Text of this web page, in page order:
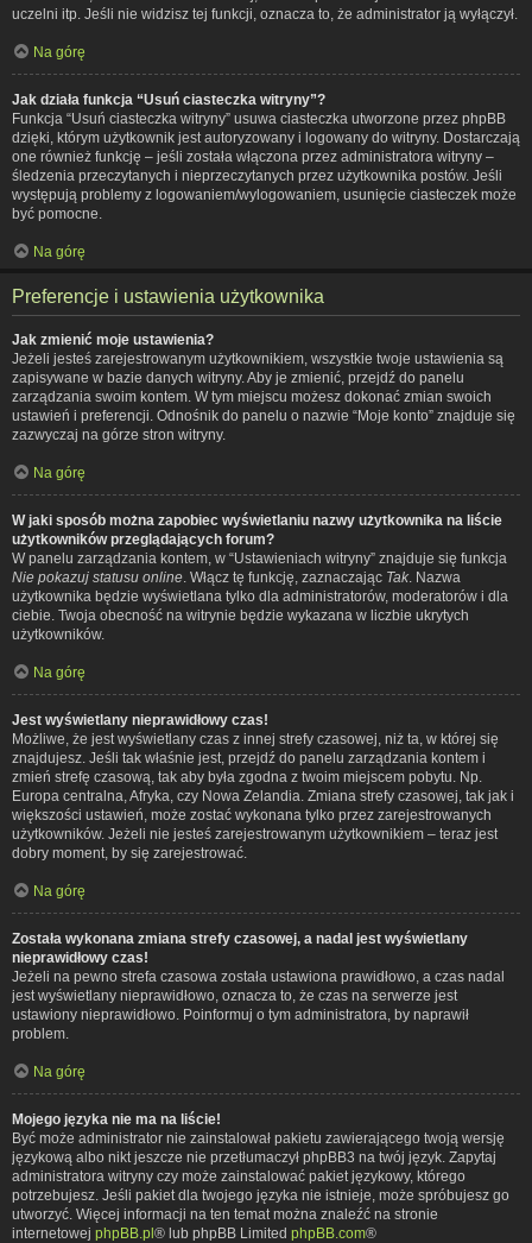
uczelni itp. Jeśli nie widzisz tej funkcji, oznacza to, że administrator ją wyłączył.
Na górę
Jak działa funkcja “Usuń ciasteczka witryny”?
Funkcja “Usuń ciasteczka witryny” usuwa ciasteczka utworzone przez phpBB
dzięki, którym użytkownik jest autoryzowany i logowany do witryny. Dostarczają
one również funkcję – jeśli została włączona przez administratora witryny –
śledzenia przeczytanych i nieprzeczytanych przez użytkownika postów. Jeśli
występują problemy z logowaniem/wylogowaniem, usunięcie ciasteczek może
być pomocne.
Na górę
Preferencje i ustawienia użytkownika
Jak zmienić moje ustawienia?
Jeżeli jesteś zarejestrowanym użytkownikiem, wszystkie twoje ustawienia są
zapisywane w bazie danych witryny. Aby je zmienić, przejdź do panelu
zarządzania swoim kontem. W tym miejscu możesz dokonać zmian swoich
ustawień i preferencji. Odnośnik do panelu o nazwie “Moje konto” znajduje się
zazwyczaj na górze stron witryny.
Na górę
W jaki sposób można zapobiec wyświetlaniu nazwy użytkownika na liście
użytkowników przeglądających forum?
W panelu zarządzania kontem, w “Ustawieniach witryny” znajduje się funkcja
Nie pokazuj statusu online . Włącz tę funkcję, zaznaczając Tak . Nazwa
użytkownika będzie wyświetlana tylko dla administratorów, moderatorów i dla
ciebie. Twoja obecność na witrynie będzie wykazana w liczbie ukrytych
użytkowników.
Na górę
Jest wyświetlany nieprawidłowy czas!
Możliwe, że jest wyświetlany czas z innej strefy czasowej, niż ta, w której się
znajdujesz. Jeśli tak właśnie jest, przejdź do panelu zarządzania kontem i
zmień strefę czasową, tak aby była zgodna z twoim miejscem pobytu. Np.
Europa centralna, Afryka, czy Nowa Zelandia. Zmiana strefy czasowej, tak jak i
większości ustawień, może zostać wykonana tylko przez zarejestrowanych
użytkowników. Jeżeli nie jesteś zarejestrowanym użytkownikiem – teraz jest
dobry moment, by się zarejestrować.
Na górę
Została wykonana zmiana strefy czasowej, a nadal jest wyświetlany
nieprawidłowy czas!
Jeżeli na pewno strefa czasowa została ustawiona prawidłowo, a czas nadal
jest wyświetlany nieprawidłowo, oznacza to, że czas na serwerze jest
ustawiony nieprawidłowo. Poinformuj o tym administratora, by naprawił
problem.
Na górę
Mojego języka nie ma na liście!
Być może administrator nie zainstalował pakietu zawierającego twoją wersję
językową albo nikt jeszcze nie przetłumaczył phpBB3 na twój język. Zapytaj
administratora witryny czy może zainstalować pakiet językowy, którego
potrzebujesz. Jeśli pakiet dla twojego języka nie istnieje, może spróbujesz go
utworzyć. Więcej informacji na ten temat można znaleźć na stronie
internetowej phpBB.pl® lub phpBB Limited phpBB.com®